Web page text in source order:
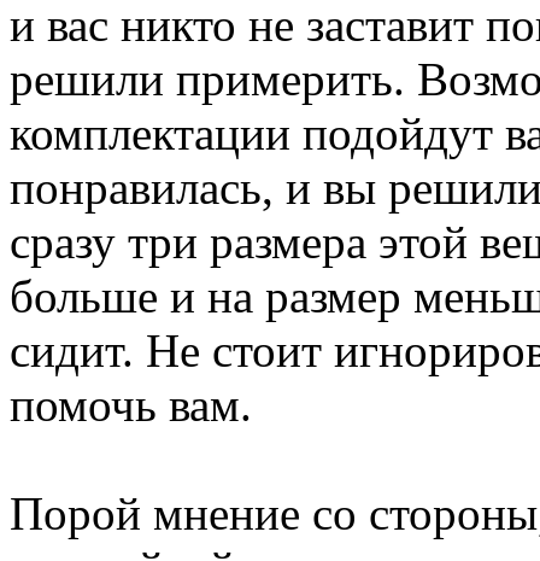
и вас никто не заставит
решили примерить.
комплектации подойдут
понравилась, и вы
сразу три размера этой
больше и на размер
сидит. Не стоит
помочь вам.
Порой мнение со